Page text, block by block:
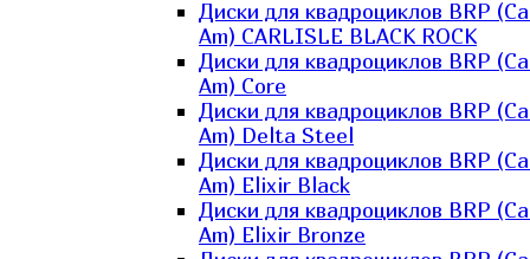
Диски для квадроциклов BRP
Am) CARLISLE BLACK ROCK
Диски для квадроциклов BRP
Am) Core
Диски для квадроциклов BRP
Am) Delta Steel
Диски для квадроциклов BRP
Am) Elixir Black
Диски для квадроциклов BRP
Am) Elixir Bronze